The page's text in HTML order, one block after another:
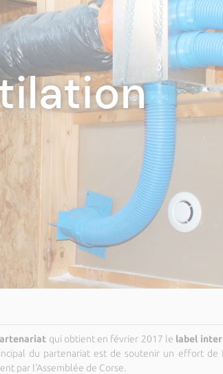
le
qui obtient en février 2017 le label
du partenariat est de soutenir un effort de
par l'Assemblée de Corse.